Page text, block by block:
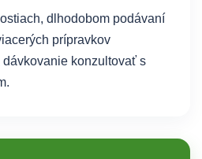
dlhodobom podávaní
prípravkov
konzultovať s